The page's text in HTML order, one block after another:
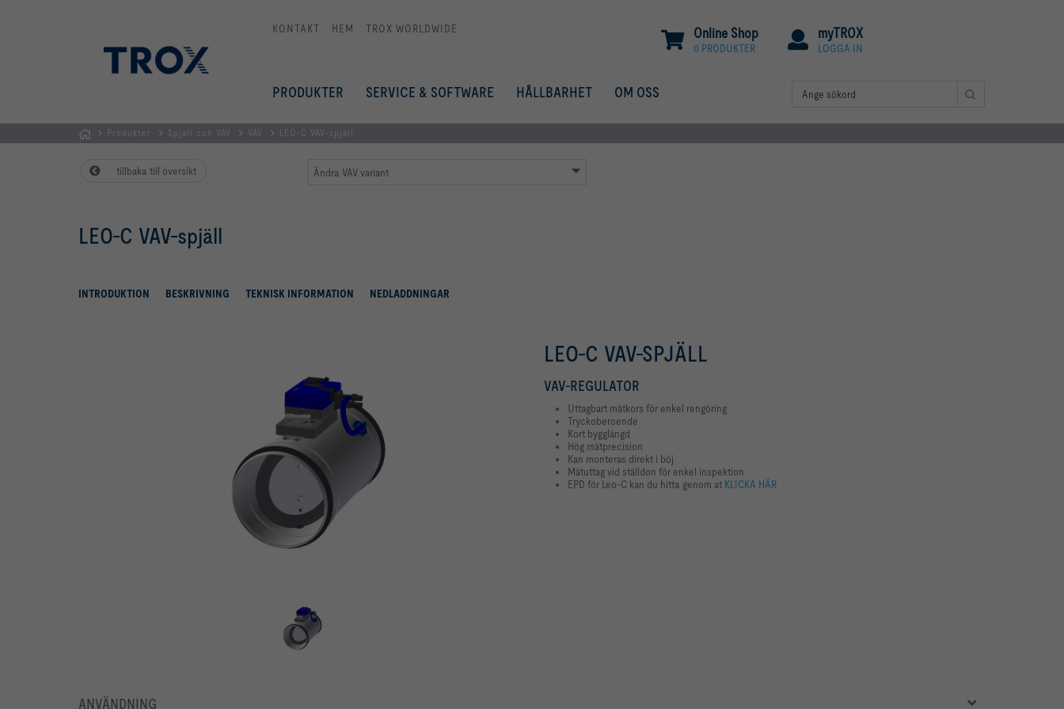
KONTAKT HEM TROX WORLDWIDE myTROX
LOGGA IN
Online Shop
0 PRODUKTER
PRODUKTER SERVICE & SOFTWARE HÅLLBARHET OM OSS
Produkter Spjäll och VAV VAV LEO-C VAV-spjäll
tillbaka till översikt Ändra VAV variant
LEO-C VAV-spjäll
INTRODUKTION BESKRIVNING TEKNISK INFORMATION NEDLADDNINGAR
LEO-C VAV-SPJÄLL
VAV-REGULATOR
Uttagbart mätkors för enkel rengöring
Tryckoberoende
Kort bygglängd
Hög mätprecision
Kan monteras direkt i böj
Mätuttag vid ställdon för enkel inspektion
EPD för Leo-C kan du hitta genom at KLICKA HÄR
ANVÄNDNING